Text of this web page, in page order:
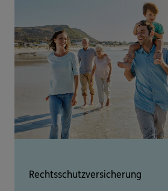
Rechtsschutzversicherung